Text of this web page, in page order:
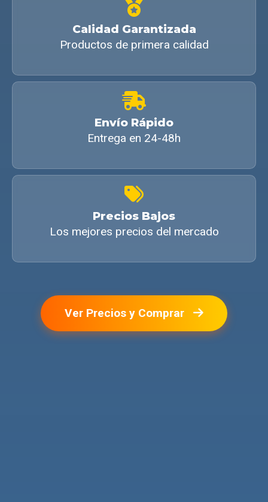
Calidad Garantizada
Productos de primera calidad
Envío Rápido
Entrega en 24-48h
Precios Bajos
Los mejores precios del mercado
Ver Precios y Comprar